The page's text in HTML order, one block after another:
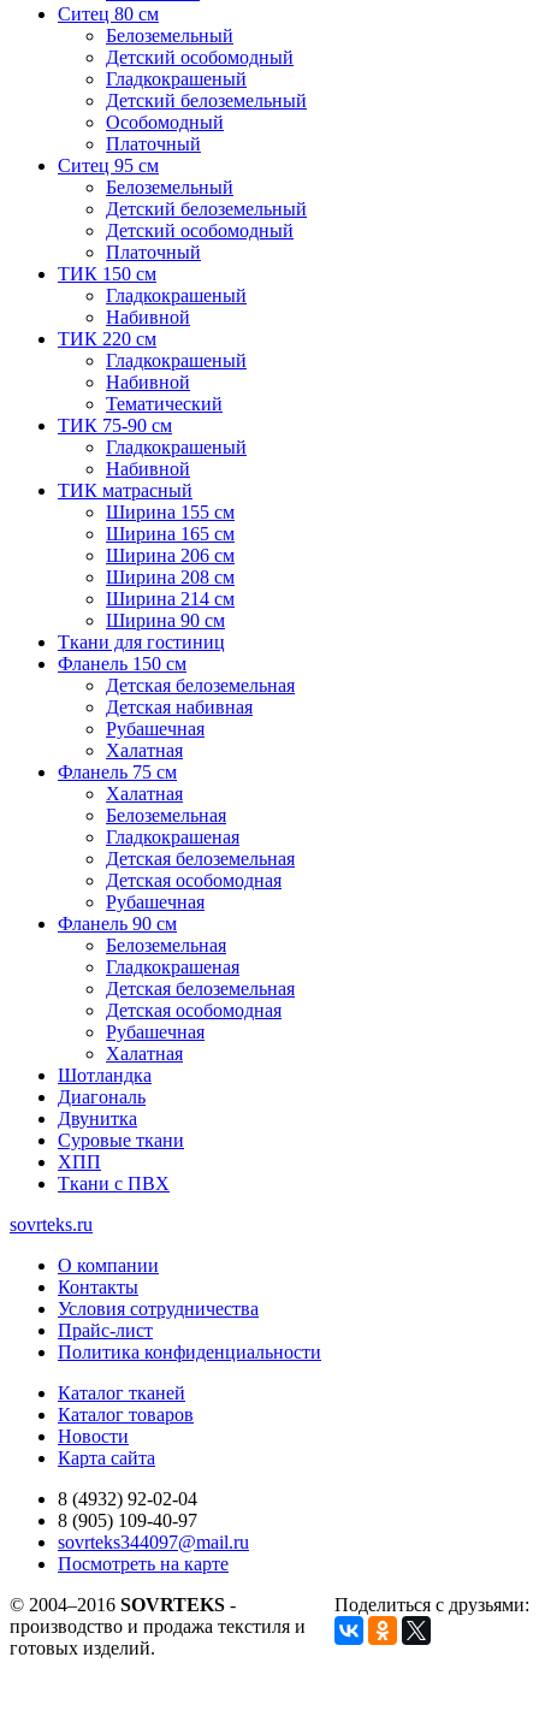
Ситец 80 см
Белоземельный
Детский особомодный
Гладкокрашеный
Детский белоземельный
Особомодный
Платочный
Ситец 95 см
Белоземельный
Детский белоземельный
Детский особомодный
Платочный
ТИК 150 см
Гладкокрашеный
Набивной
ТИК 220 см
Гладкокрашеный
Набивной
Тематический
ТИК 75-90 см
Гладкокрашеный
Набивной
ТИК матрасный
Ширина 155 см
Ширина 165 см
Ширина 206 см
Ширина 208 см
Ширина 214 см
Ширина 90 см
Ткани для гостиниц
Фланель 150 см
Детская белоземельная
Детская набивная
Рубашечная
Халатная
Фланель 75 см
Халатная
Белоземельная
Гладкокрашеная
Детская белоземельная
Детская особомодная
Рубашечная
Фланель 90 см
Белоземельная
Гладкокрашеная
Детская белоземельная
Детская особомодная
Рубашечная
Халатная
Шотландка
Диагональ
Двунитка
Суровые ткани
ХПП
Ткани с ПВХ
sovrteks.ru
О компании
Контакты
Условия сотрудничества
Прайс-лист
Политика конфиденциальности
Каталог тканей
Каталог товаров
Новости
Карта сайта
8 (4932) 92-02-04
8 (905) 109-40-97
sovrteks344097@mail.ru
Посмотреть на карте
Поделиться с друзьями:
© 2004–2016 SOVRTEKS -
производство и продажа текстиля и
готовых изделий.